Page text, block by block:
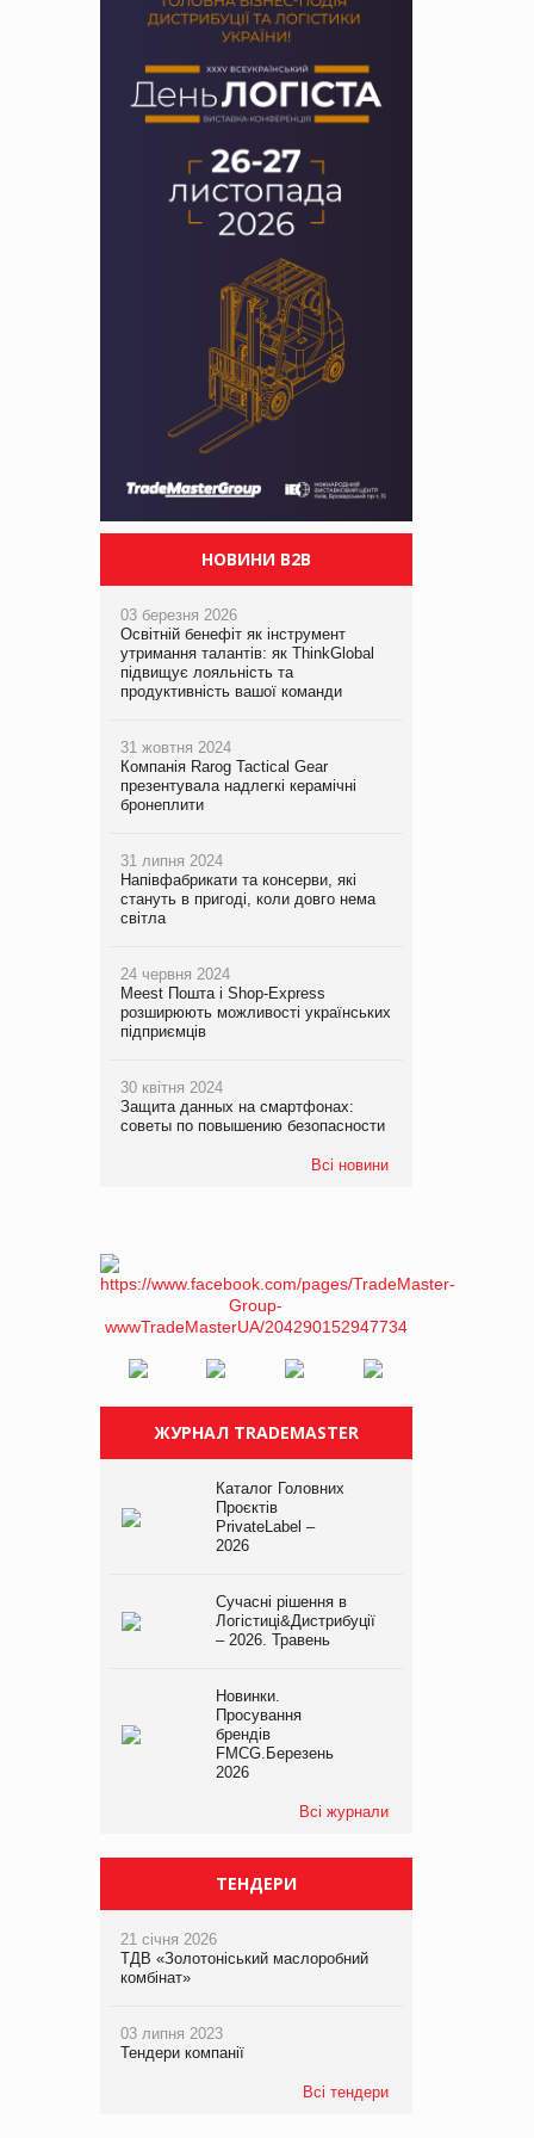
НОВИНИ B2B
03 березня 2026
Освітній бенефіт як інструмент
утримання талантів: як ThinkGlobal
підвищує лояльність та
продуктивність вашої команди
31 жовтня 2024
Компанія Rarog Tactical Gear
презентувала надлегкі керамічні
бронеплити
31 липня 2024
Напівфабрикати та консерви, які
стануть в пригоді, коли довго нема
світла
24 червня 2024
Meest Пошта і Shop-Express
розширюють можливості українських
підприємців
30 квітня 2024
Защита данных на смартфонах:
советы по повышению безопасности
Всі новини
ЖУРНАЛ TRADEMASTER
Каталог Головних
Проєктів
PrivateLabel –
2026
Сучасні рішення в
Логістиці&Дистрибуції
– 2026. Травень
Новинки.
Просування
брендів
FMCG.Березень
2026
Всі журнали
ТЕНДЕРИ
21 січня 2026
ТДВ «Золотоніський маслоробний
комбінат»
03 липня 2023
Тендери компанії
Всі тендери